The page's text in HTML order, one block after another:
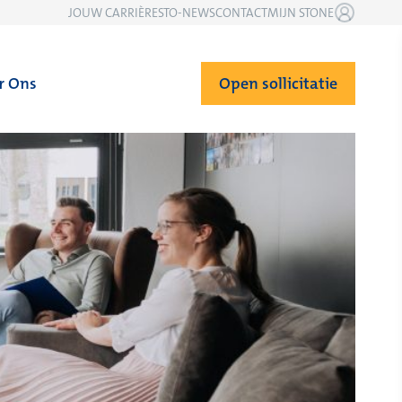
JOUW CARRIÈRESTO-NEWSCONTACTMIJN STONE
Ons Open sollicitatie